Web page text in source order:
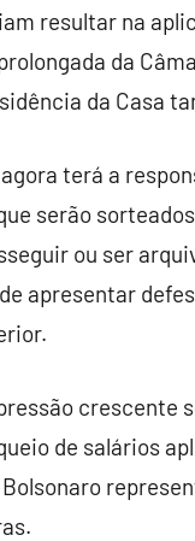
resultar na
da
da Casa
terá a
serão
ou ser
apresentar
crescente
de salários